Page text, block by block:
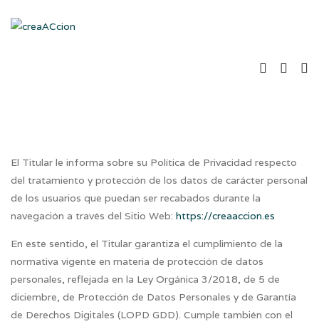
El Titular le informa sobre su Política de Privacidad respecto
del tratamiento y protección de los datos de carácter personal
de los usuarios que puedan ser recabados durante la
navegación a través del Sitio Web: https://creaaccion.es
En este sentido, el Titular garantiza el cumplimiento de la
normativa vigente en materia de protección de datos
personales, reflejada en la Ley Orgánica 3/2018, de 5 de
diciembre, de Protección de Datos Personales y de Garantía
de Derechos Digitales (LOPD GDD). Cumple también con el